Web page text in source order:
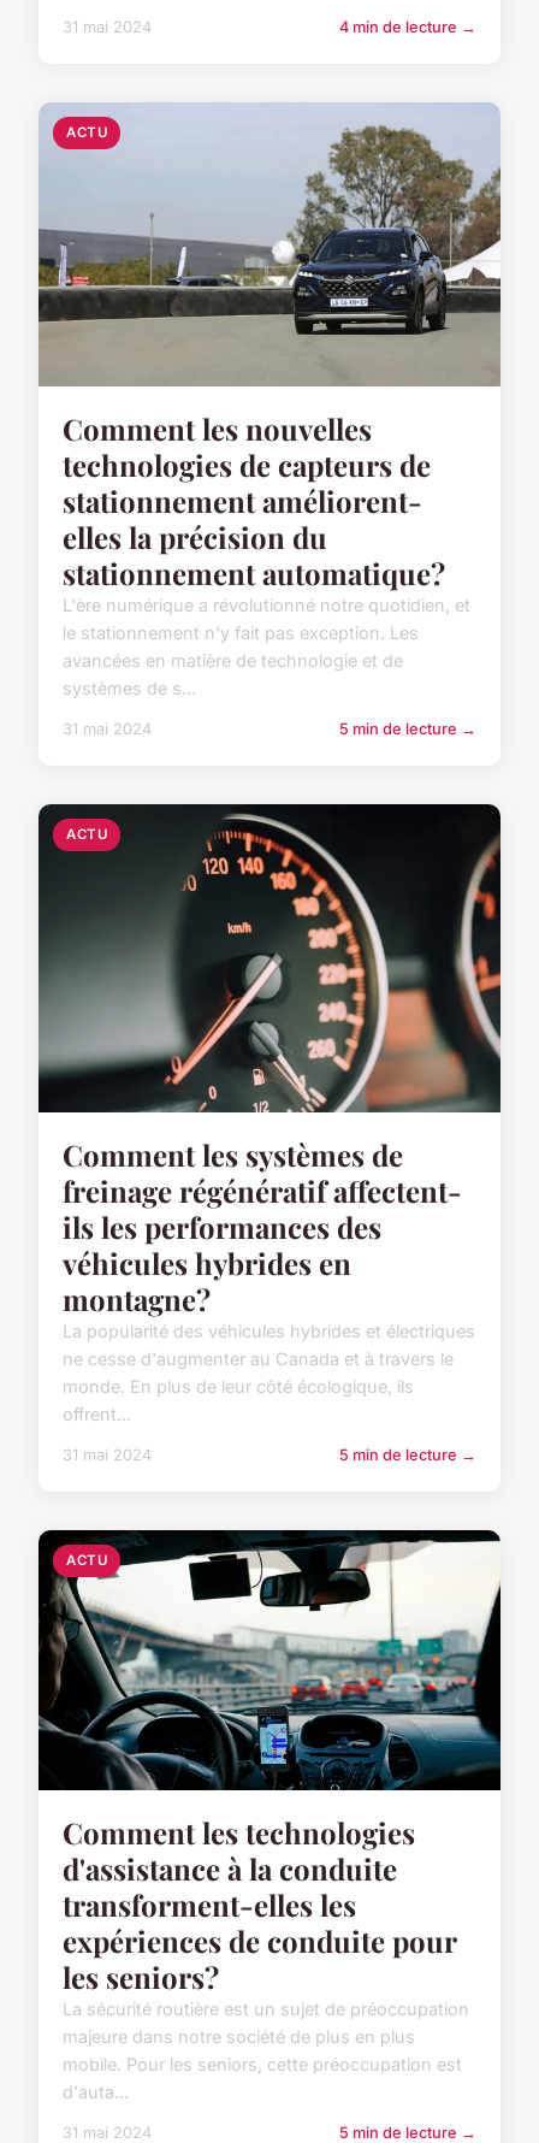
31 mai 2024 4 min de lecture →
ACTU
Comment les nouvelles
technologies de capteurs de
stationnement améliorent-
elles la précision du
stationnement automatique?
L'ère numérique a révolutionné notre quotidien, et
le stationnement n'y fait pas exception. Les
avancées en matière de technologie et de
systèmes de s...
31 mai 2024 5 min de lecture →
ACTU
Comment les systèmes de
freinage régénératif affectent-
ils les performances des
véhicules hybrides en
montagne?
La popularité des véhicules hybrides et électriques
ne cesse d'augmenter au Canada et à travers le
monde. En plus de leur côté écologique, ils
offrent...
31 mai 2024 5 min de lecture →
ACTU
Comment les technologies
d'assistance à la conduite
transforment-elles les
expériences de conduite pour
les seniors?
La sécurité routière est un sujet de préoccupation
majeure dans notre société de plus en plus
mobile. Pour les seniors, cette préoccupation est
d'auta...
31 mai 2024 5 min de lecture →